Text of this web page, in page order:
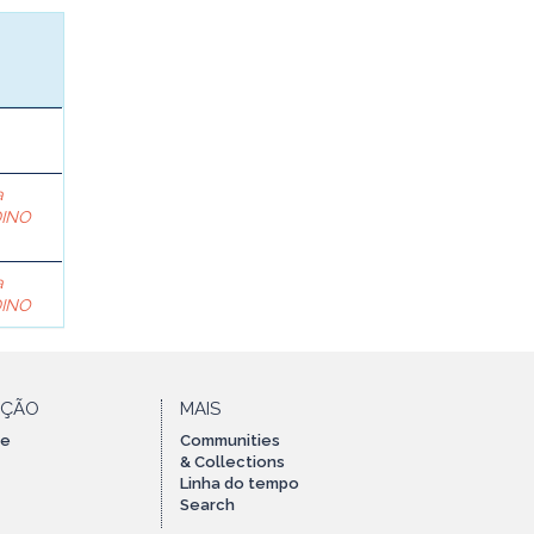
MAIS
Communities
& Collections
Linha do tempo
Search